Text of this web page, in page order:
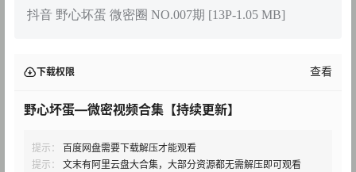
抖音 野心坏蛋 微密圈 NO.007期 [13P-1.05 MB]
下载权限 查看
野心坏蛋—微密视频合集【持续更新】
提示：
百度网盘需要下载解压才能观看
提示：
文末有阿里云盘大合集，大部分资源都无需解压即可观看